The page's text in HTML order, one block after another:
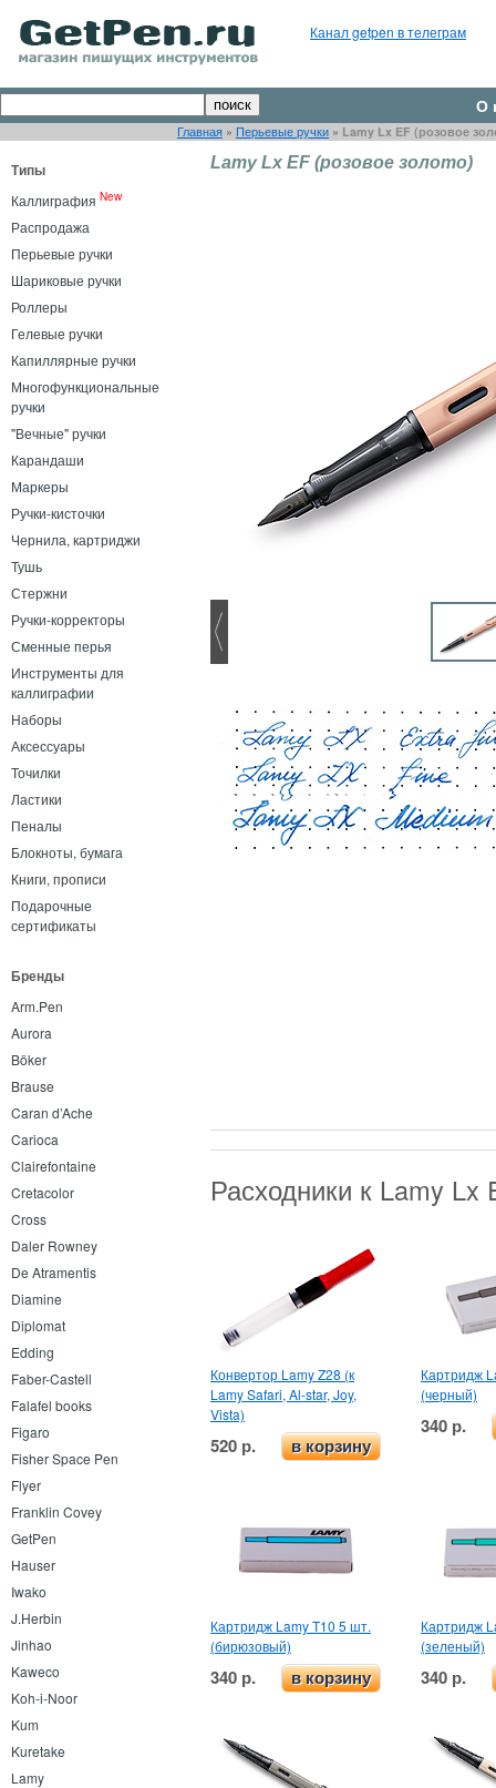
Канал getpen в телеграм
О
Главная » Перьевые ручки » Lamy Lx EF (розовое
Типы
Каллиграфия New
Распродажа
Перьевые ручки
Шариковые ручки
Роллеры
Гелевые ручки
Капиллярные ручки
Многофункциональные
ручки
"Вечные" ручки
Карандаши
Маркеры
Ручки-кисточки
Чернила, картриджи
Тушь
Стержни
Ручки-корректоры
Сменные перья
Инструменты для
каллиграфии
Наборы
Аксессуары
Точилки
Ластики
Пеналы
Блокноты, бумага
Книги, прописи
Подарочные
сертификаты
Бренды
Arm.Pen
Aurora
Böker
Brause
Caran d’Ache
Carioca
Clairefontaine
Cretacolor
Cross
Daler Rowney
De Atramentis
Diamine
Diplomat
Edding
Faber-Castell
Falafel books
Figaro
Fisher Space Pen
Flyer
Franklin Covey
GetPen
Hauser
Iwako
J.Herbin
Jinhao
Kaweco
Koh-i-Noor
Kum
Kuretake
Lamy
Lamy Lx EF (розовое золото)
Расходники к Lamy
Конвертор Lamy Z28 (к
Lamy Safari, Al-star, Joy,
Vista)
520 р. в корзину
Картридж
(черный)
340 р.
Картридж Lamy T10 5 шт.
(бирюзовый)
340 р. в корзину
Картридж
(зеленый)
340 р.